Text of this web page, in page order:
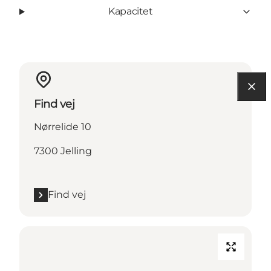
Kapacitet
Find vej
Nørrelide 10
7300 Jelling
Find vej